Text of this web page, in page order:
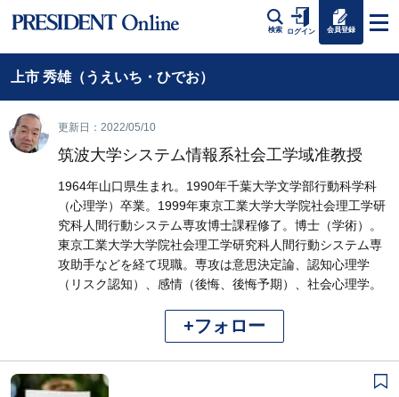
検索 ログイン 会員登録
上市 秀雄（うえいち・ひでお）
更新日：2022/05/10
筑波大学システム情報系社会工学域准教授
1964年山口県生まれ。1990年千葉大学文学部行動科学科
（心理学）卒業。1999年東京工業大学大学院社会理工学研
究科人間行動システム専攻博士課程修了。博士（学術）。
東京工業大学大学院社会理工学研究科人間行動システム専
攻助手などを経て現職。専攻は意思決定論、認知心理学
（リスク認知）、感情（後悔、後悔予期）、社会心理学。
+フォロー